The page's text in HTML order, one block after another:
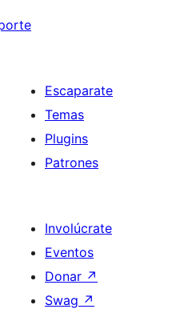
Escaparate
Temas
Plugins
Patrones
Involúcrate
Eventos
Donar ↗
Swag ↗